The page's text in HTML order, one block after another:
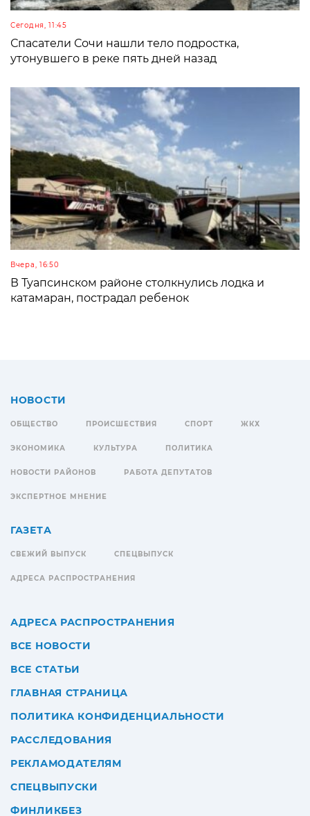
Сегодня, 11:45
Спасатели Сочи нашли тело подростка,
утонувшего в реке пять дней назад
Вчера, 16:50
В Туапсинском районе столкнулись лодка и
катамаран, пострадал ребенок
НОВОСТИ
ОБЩЕСТВО ПРОИСШЕСТВИЯ СПОРТ ЖКХ
ЭКОНОМИКА КУЛЬТУРА ПОЛИТИКА
НОВОСТИ РАЙОНОВ РАБОТА ДЕПУТАТОВ
ЭКСПЕРТНОЕ МНЕНИЕ
ГАЗЕТА
СВЕЖИЙ ВЫПУСК СПЕЦВЫПУСК
АДРЕСА РАСПРОСТРАНЕНИЯ
АДРЕСА РАСПРОСТРАНЕНИЯ
ВСЕ НОВОСТИ
ВСЕ СТАТЬИ
ГЛАВНАЯ СТРАНИЦА
ПОЛИТИКА КОНФИДЕНЦИАЛЬНОСТИ
РАССЛЕДОВАНИЯ
РЕКЛАМОДАТЕЛЯМ
СПЕЦВЫПУСКИ
ФИНЛИКБЕЗ